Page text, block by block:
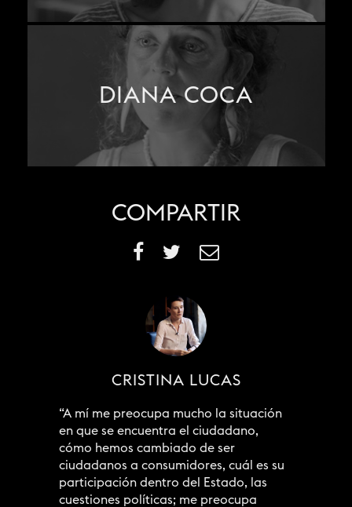
DIANA COCA
COMPARTIR
CRISTINA LUCAS
“A mí me preocupa mucho la situación
en que se encuentra el ciudadano,
cómo hemos cambiado de ser
ciudadanos a consumidores, cuál es su
participación dentro del Estado, las
cuestiones políticas; me preocupa